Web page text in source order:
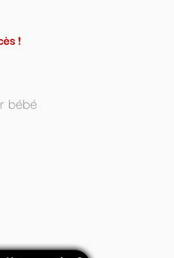
!
bébé